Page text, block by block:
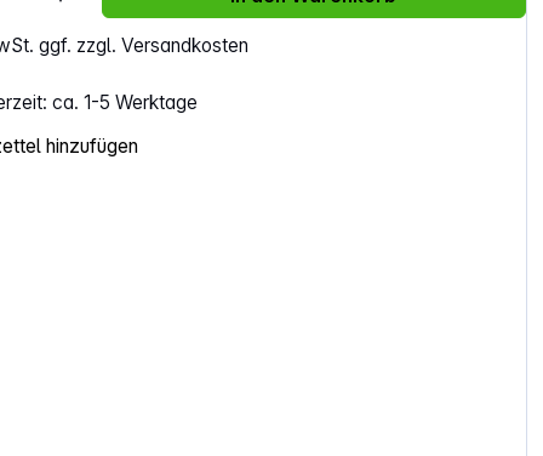
ggf. zzgl. Versandkosten
ca. 1-5 Werktage
hinzufügen